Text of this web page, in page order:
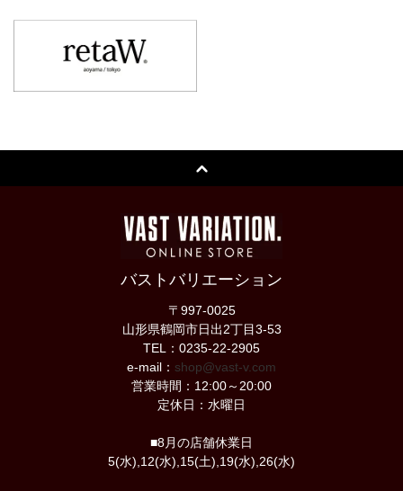
バストバリエーション
〒997-0025
山形県鶴岡市日出2丁目3-53
TEL：0235-22-2905
e-mail： shop@vast-v.com
営業時間：12:00～20:00
定休日：水曜日
■8月の店舗休業日
5(水),12(水),15(土),19(水),26(水)